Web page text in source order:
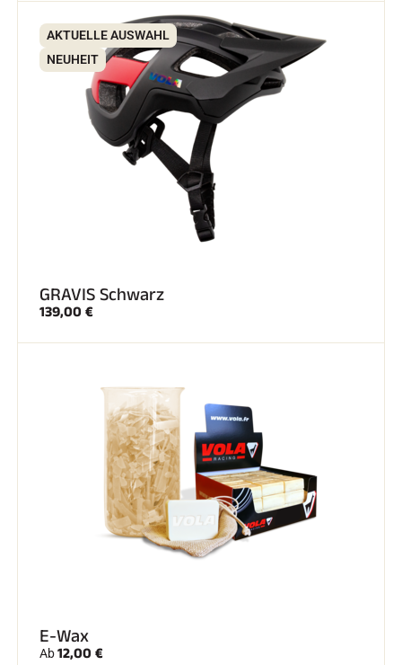
SKIFAHREN IN JEDEM GELÄNDE
AKTUELLE AUSWAHL
NEUHEIT
GRAVIS Schwarz
139,00 €
E-Wax
Ab12,00 €